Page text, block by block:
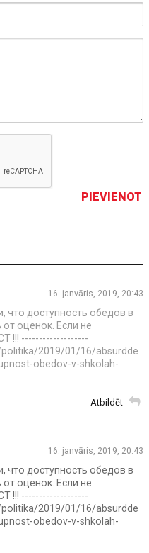
PIEVIENOT
16. janvāris, 2019, 20:43
что доступность обедов в
от оценок. Если не
!!! -------------------
2019/01/16/absurdde
obedov-v-shkolah-
Atbildēt
16. janvāris, 2019, 20:43
что доступность обедов в
оценок. Если не
!!! -------------------
2019/01/16/absurdde
obedov-v-shkolah-